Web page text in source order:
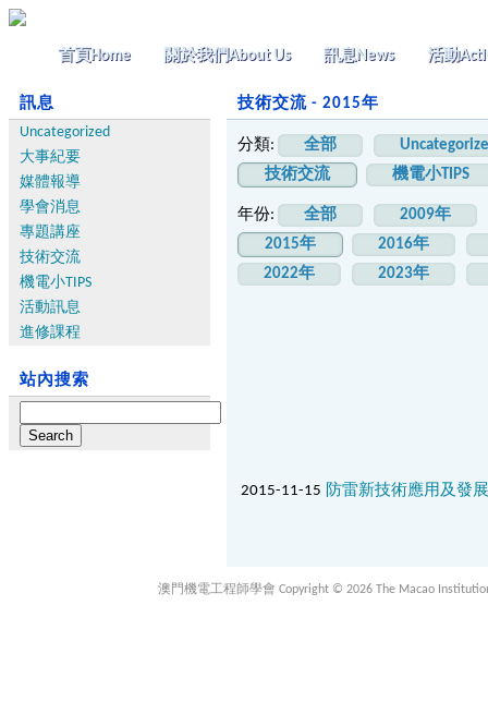
首頁Home 關於我們About Us 訊息News 活動
訊息
Uncategorized
大事紀要
媒體報導
學會消息
專題講座
技術交流
機電小TIPS
活動訊息
進修課程
站內搜索
for:
技術交流 - 2015年
分類: 全部
技術交流
機電小TIPS
年份: 全部
2009年
2015年
2016年
2022年
2023年
2015-11-15 防雷新技術應用及發
澳門機電工程師學會 Copyright © 2026 The Macao